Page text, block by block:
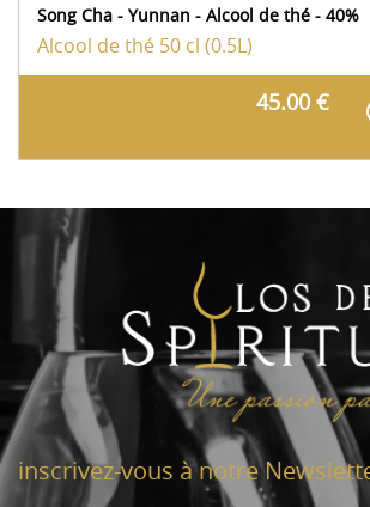
Song Cha - Yunnan - Alcool de thé - 40%
Alcool de thé 50 cl (0.5L)
45.00 €
inscrivez-vous à notre